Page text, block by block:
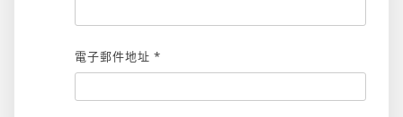
電子郵件地址 *